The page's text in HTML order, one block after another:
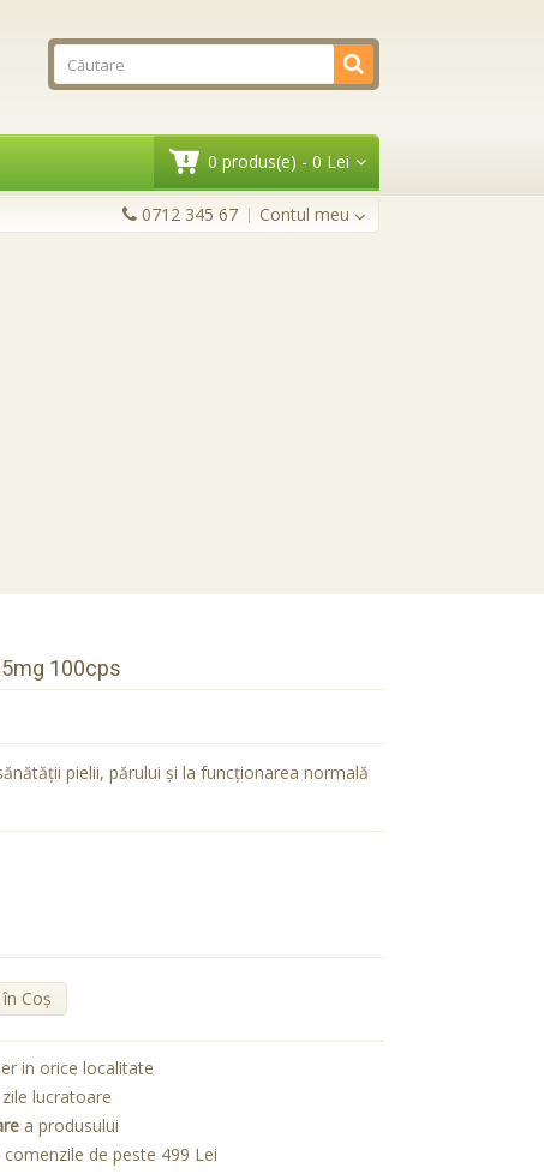
0 produs(e) - 0 Lei
0712 345 67 Contul meu
100cps
pielii, părului şi la funcţionarea normală
Coş
in orice localitate
lucratoare
a produsului
de peste 499 Lei